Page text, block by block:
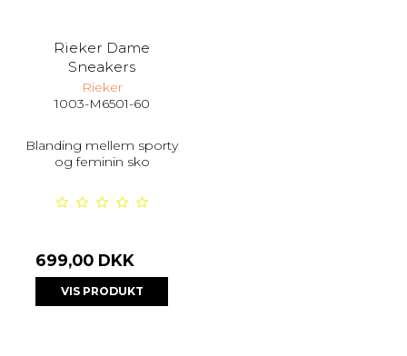
Rieker Dame
Sneakers
Rieker
1003-M6501-60
Blanding mellem sporty
og feminin sko
699,00 DKK
VIS PRODUKT